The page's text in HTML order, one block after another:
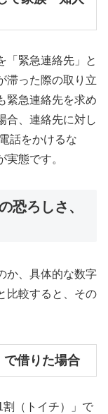
「緊急連絡先」と
滞った際の取り立
緊急連絡先を求め
合、連絡先に対し
話をかけるな
態です。
恐ろしさ、
か、具体的な数字
比較すると、その
で借りた場合
（トイチ）」で